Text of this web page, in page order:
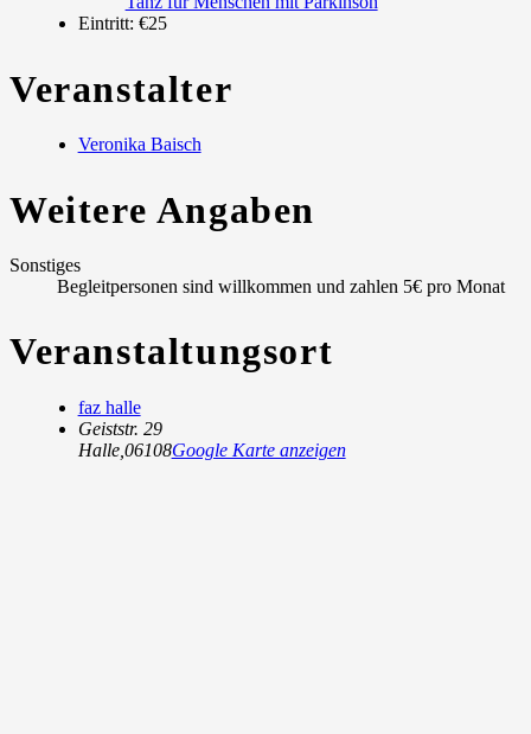
Eintritt: €25
Veranstalter
Veronika Baisch
Weitere Angaben
Sonstiges
Begleitpersonen sind willkommen und zahlen 5€ pro Monat
Veranstaltungsort
faz halle
Geiststr. 29
Halle, 06108Google Karte anzeigen